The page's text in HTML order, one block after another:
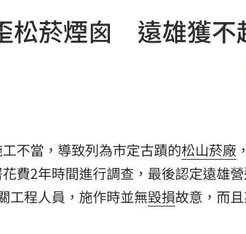
12:23
12:17
12:16
松菸煙囪 遠雄獲不
不當，導致列為市定古蹟的松山菸廠
費2年時間進行調查，最後認定遠雄
工程人員，施作時並無毀損故意，而